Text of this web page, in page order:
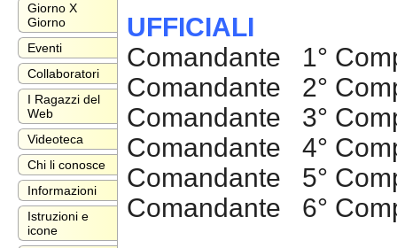
Giorno X
Giorno
Eventi
Collaboratori
I Ragazzi del
Web
Videoteca
Chi li conosce
Informazioni
Istruzioni e
icone
UFFICIALI
Comandante 1°
Comandante 2°
Comandante 3°
Comandante 4°
Comandante 5°
Comandante 6°